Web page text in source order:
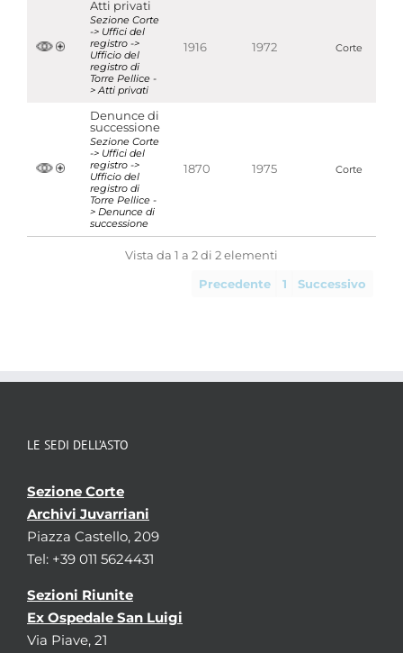
Atti privati
Sezione Corte
-> Uffici del
registro ->
Ufficio del
registro di
Torre Pellice -
> Atti privati
1916 1972 Corte
Denunce di
successione
Sezione Corte
-> Uffici del
registro ->
Ufficio del
registro di
Torre Pellice -
> Denunce di
successione
1870 1975 Corte
Vista da 1 a 2 di 2 elementi
Precedente 1 Successivo
LE SEDI DELL’ASTO
Sezione Corte
Archivi Juvarriani
Piazza Castello, 209
Tel: +39 011 5624431
Sezioni Riunite
Ex Ospedale San Luigi
Via Piave, 21